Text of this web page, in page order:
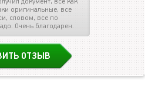
оригинальные, все
словом, все по
Очень благодарен.
ОТЗЫВ